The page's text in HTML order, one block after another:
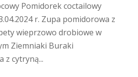
Pomidorek coctailowy
r. Zupa pomidorowa z
wieprzowo drobiowe w
Ziemniaki Buraki
z cytryną...